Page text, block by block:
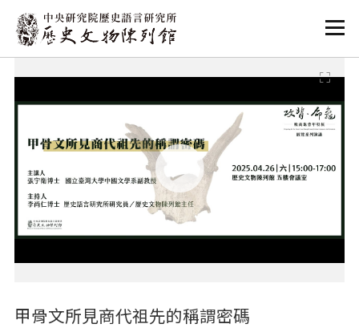
:::
:::
甲骨文所見商代祖先的稱謂密碼